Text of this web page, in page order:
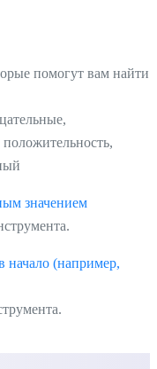
помогут вам найти
значением
начало (например,